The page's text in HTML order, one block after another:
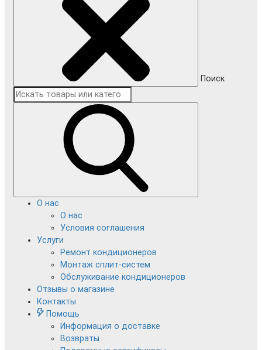
Поиск
О нас
О нас
Условия соглашения
Услуги
Ремонт кондиционеров
Монтаж сплит-систем
Обслуживание кондиционеров
Отзывы о магазине
Контакты
Помощь
Информация о доставке
Возвраты